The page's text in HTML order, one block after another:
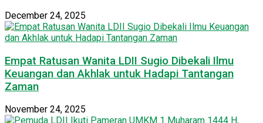
December 24, 2025
Empat Ratusan Wanita LDII Sugio Dibekali Ilmu
Keuangan dan Akhlak untuk Hadapi Tantangan
Zaman
November 24, 2025